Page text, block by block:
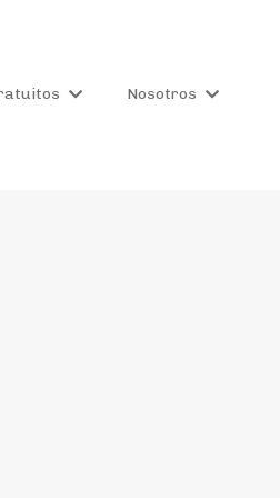
Nosotros